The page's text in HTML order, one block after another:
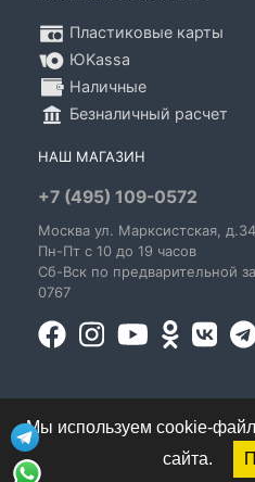
Пластиковые карты
ЮKassa
Наличные
Безналичный расчет
НАШ МАГАЗИН
+7 (495) 109-0572
Москва ул. Марксистская ,
Пн-Пт c 10 до 19 часов
Сб-Вск по предварительной
0767
© 1995-2026 GoldenBlues -
Мы используем cookie-
сайта.